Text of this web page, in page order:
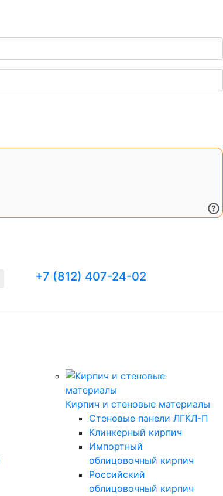
+7 (812) 407-24-02
Кирпич и стеновые материалы
Стеновые панели ЛГКЛ-П
Клинкерный кирпич
Импортный
облицовочный кирпич
Российский
облицовочный кирпич